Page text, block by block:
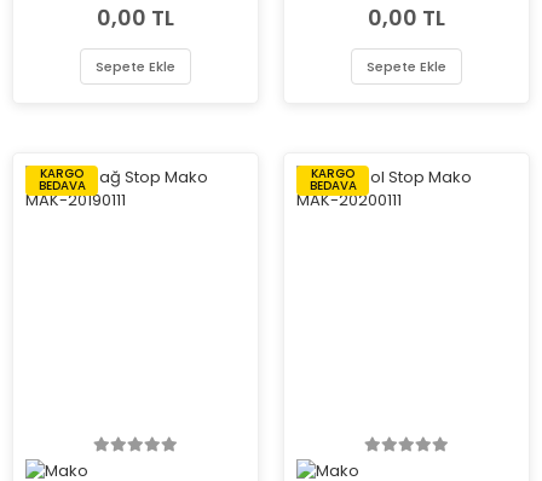
0,00 TL
Sepete Ekle
0,00 TL
Sepete Ekle
KARGO
BEDAVA
KARGO
BEDAVA